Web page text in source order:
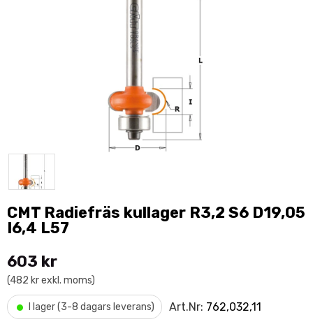
CMT Radiefräs kullager R3,2 S6 D19,05
I6,4 L57
603 kr
(482 kr exkl. moms)
• I lager (3-8 dagars leverans) Art.Nr: 762,032,11